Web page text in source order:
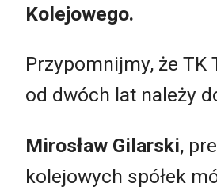
Kolejowego.
Przypomnijmy, że TK
od dwóch lat należy
Mirosław Gilarski,
kolejowych spółek